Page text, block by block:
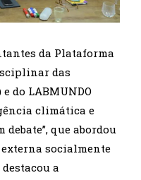
da Plataforma
das
do LABMUNDO
climática e
que abordou
socialmente
a